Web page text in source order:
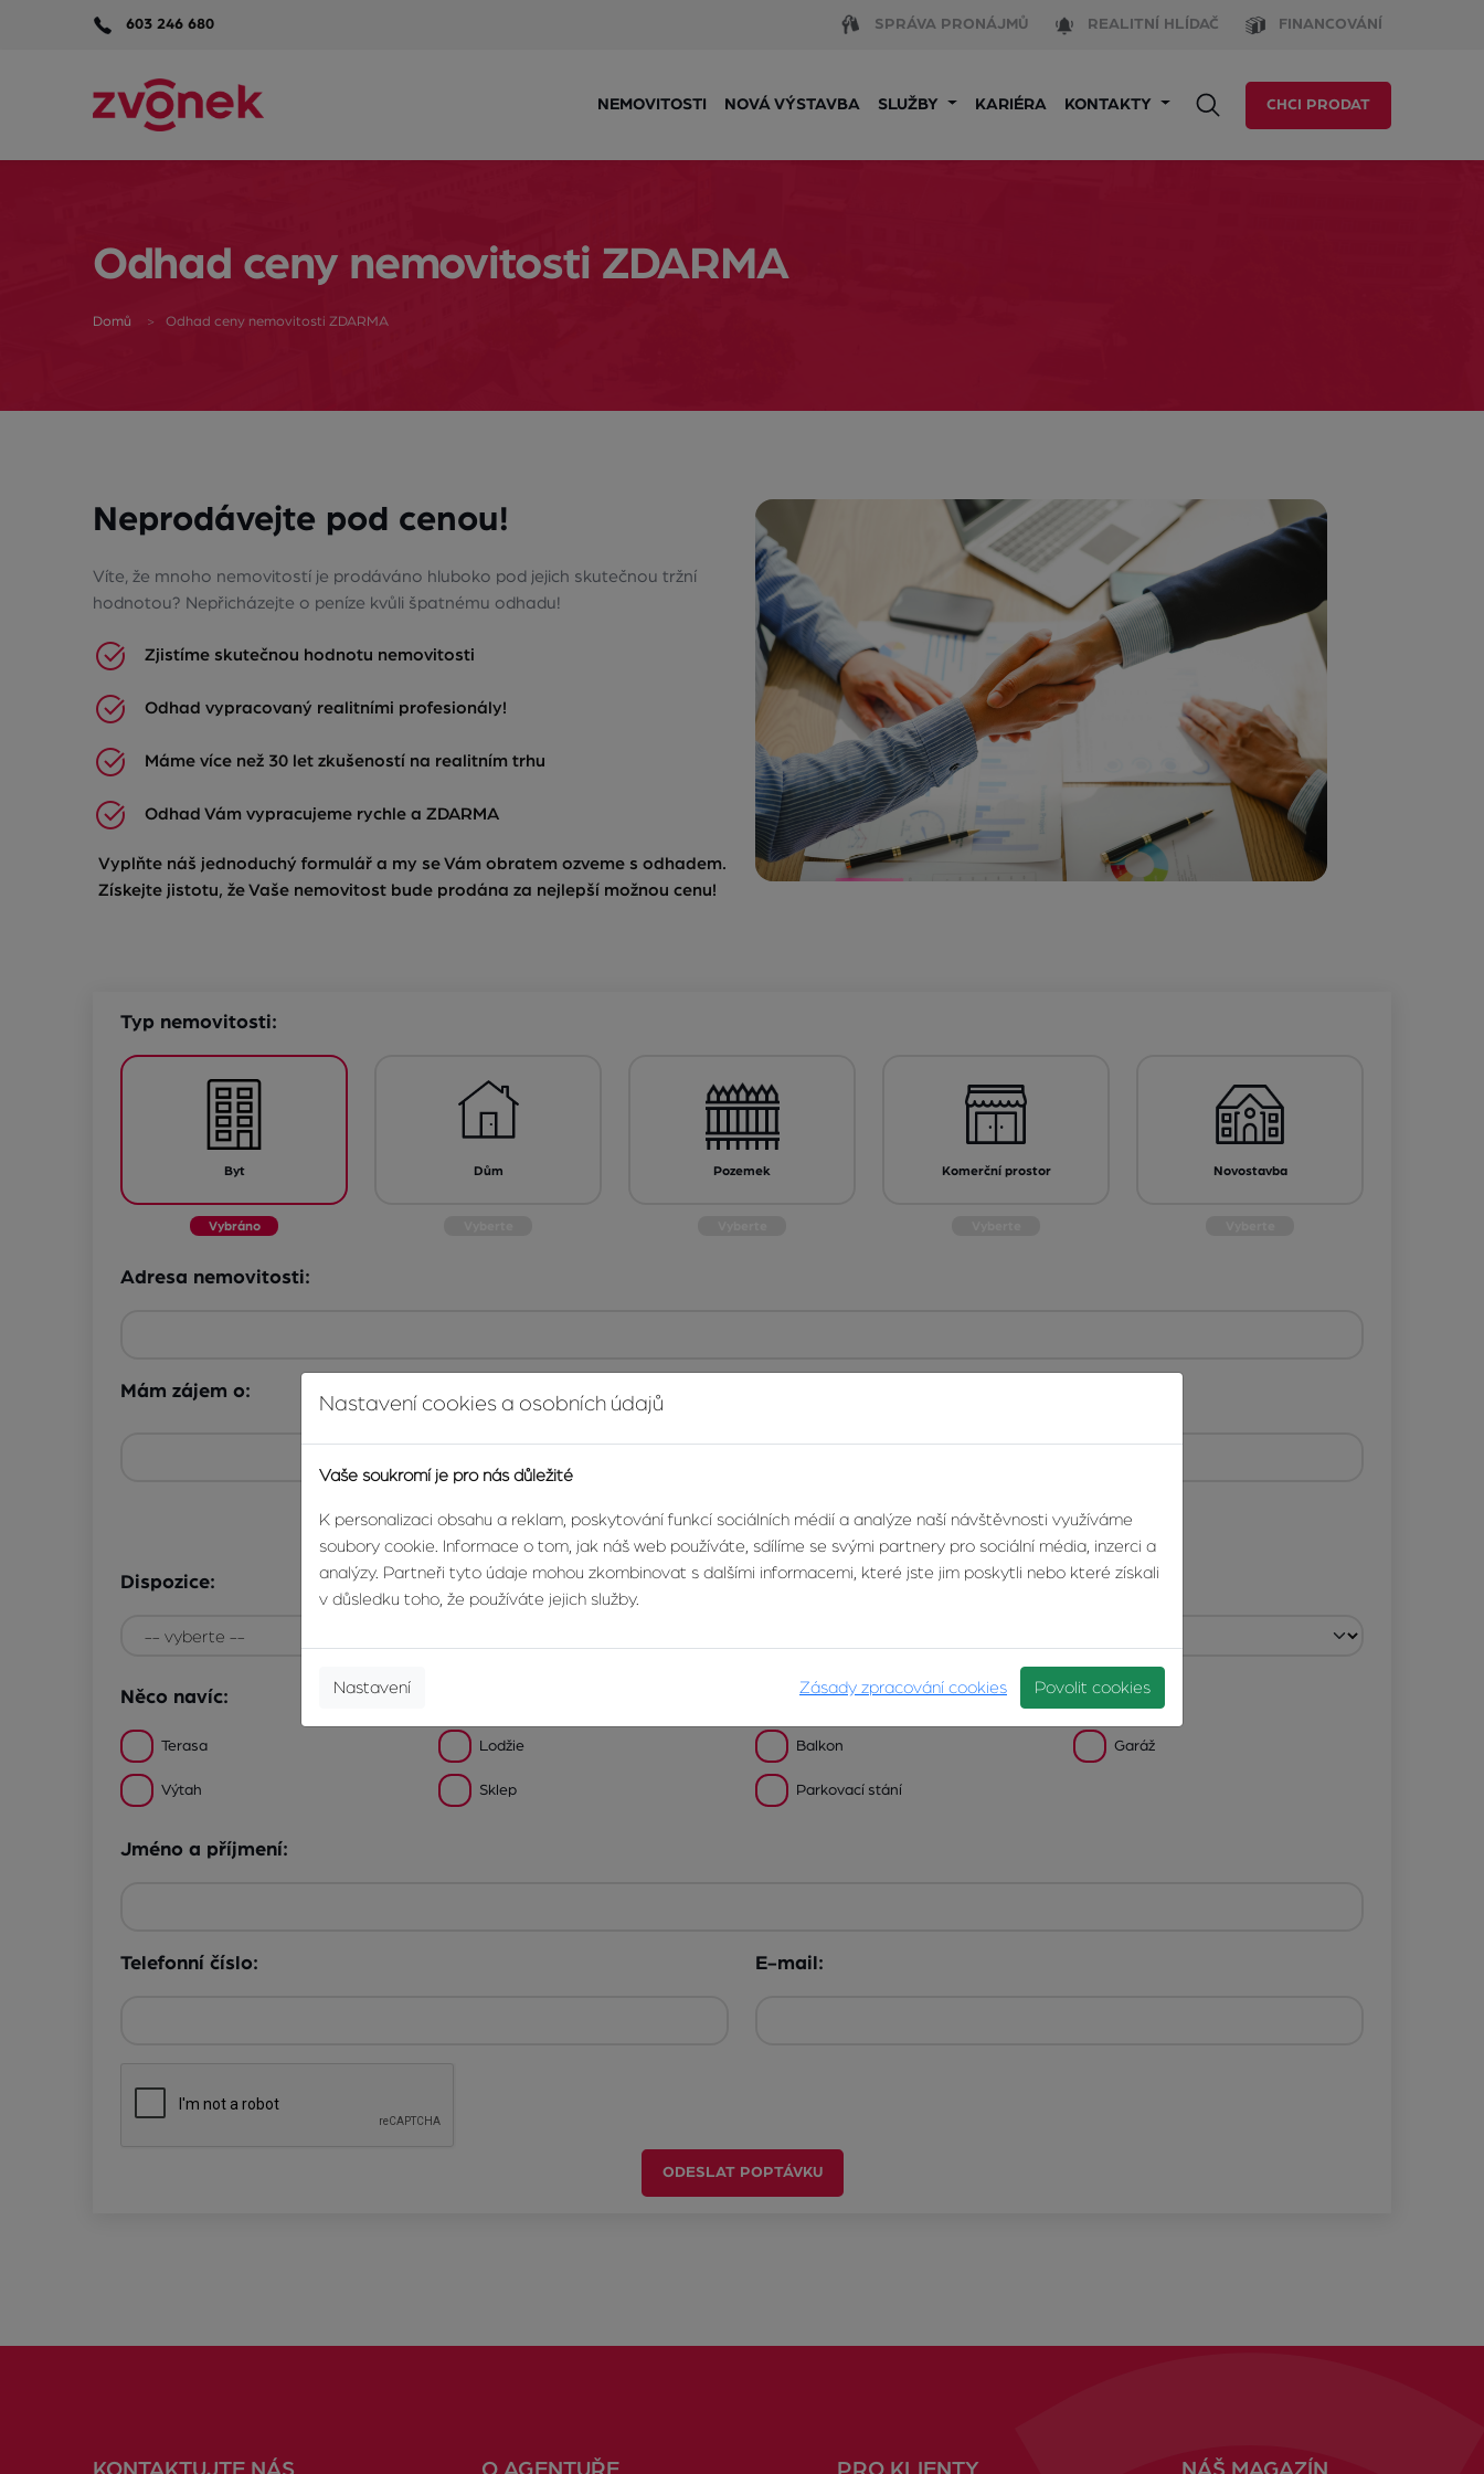
603 246 680 SPRÁVA PRONÁJMŮ REALITNÍ HLÍDAČ FINANCOVÁNÍ
NEMOVITOSTI NOVÁ VÝSTAVBA SLUŽBY KARIÉRA KONTAKTY CHCI PRODAT
Odhad ceny nemovitosti ZDARMA
Domů Odhad ceny nemovitosti ZDARMA
Neprodávejte pod cenou!
Víte, že mnoho nemovitostí je prodáváno hluboko pod jejich skutečnou tržní
hodnotou? Nepřicházejte o peníze kvůli špatnému odhadu!
Zjistíme skutečnou hodnotu nemovitosti
Odhad vypracovaný realitními profesionály!
Máme více než 30 let zkušeností na realitním trhu
Odhad Vám vypracujeme rychle a ZDARMA
Vyplňte náš jednoduchý formulář a my se Vám obratem ozveme s odhadem.
Získejte jistotu, že Vaše nemovitost bude prodána za nejlepší možnou cenu!
Typ nemovitosti:
Byt Dům Pozemek Komerční prostor Novostavba
Adresa nemovitosti:
Mám zájem o:
Dispozice: Vlastnictví:
Něco navíc:
Terasa Lodžie Balkon Garáž
Výtah Sklep Parkovací stání
Jméno a příjmení:
Telefonní číslo: E-mail:
ODESLAT POPTÁVKU
KONTAKTUJTE NÁS O AGENTUŘE PRO KLIENTY NÁŠ MAGAZÍN
Nastavení cookies a osobních údajů
Vaše soukromí je pro nás důležité
K personalizaci obsahu a reklam, poskytování funkcí sociálních médií a analýze naší návštěvnosti využíváme
soubory cookie. Informace o tom, jak náš web používáte, sdílíme se svými partnery pro sociální média, inzerci a
analýzy. Partneři tyto údaje mohou zkombinovat s dalšími informacemi, které jste jim poskytli nebo které získali
v důsledku toho, že používáte jejich služby.
Zásady zpracování cookies
Nastavení Povolit cookies